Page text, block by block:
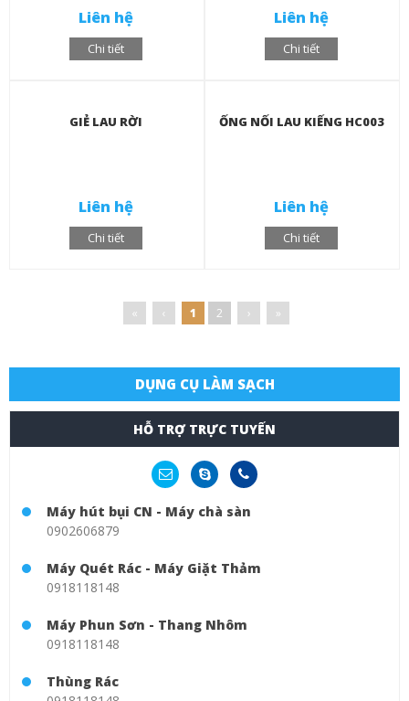
Liên hệ
Chi tiết
Liên hệ
Chi tiết
GIẺ LAU RỜI
Liên hệ
Chi tiết
ỐNG NỐI LAU KIẾNG HC003
Liên hệ
Chi tiết
« ‹ 1 2 › »
DỤNG CỤ LÀM SẠCH
HỖ TRỢ TRỰC TUYẾN
Máy hút bụi CN - Máy chà sàn
0902606879
Máy Quét Rác - Máy Giặt Thảm
0918118148
Máy Phun Sơn - Thang Nhôm
0918118148
Thùng Rác